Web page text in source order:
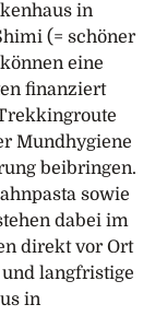
in
(= schöner
eine
finanziert
Mundhygiene
beibringen.
sowie
dabei im
direkt vor Ort
langfristige
in